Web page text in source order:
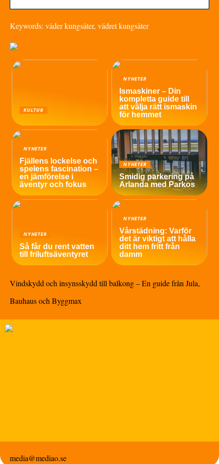
Keywords: väder kungsäter, vädret kungsäter
KULTUR
NYHETER
Ismaskiner – Din
kompletta guide till
att välja rätt ismaskin
för hemmet
NYHETER
Fjällens lockelse och
spelens fascination –
en jämförelse i
äventyr och fokus
NYHETER
Smidig parkering på
Arlanda med Parkos
NYHETER
Så får du rent vatten
till friluftsäventyret
NYHETER
Vårstädning: Varför
det är viktigt att hålla
ditt hem fritt från
damm
Vindskydd och insynsskydd till balkong – En guide från Jula,
Bauhaus och Byggmax
media@mediao.se